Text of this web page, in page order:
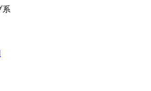
系